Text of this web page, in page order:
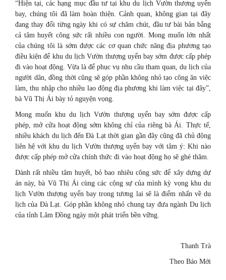
“Hiện tại, các hạng mục đầu tư tại khu du lịch Vườn thượng uyển
bay, chúng tôi đã làm hoàn thiện. Cảnh quan, không gian tại đây
đang thay đổi từng ngày khi có sự chăm chút, đầu tư bài bản bằng
cả tâm huyết công sức rất nhiều con người. Mong muốn lớn nhất
của chúng tôi là sớm được các cơ quan chức năng địa phương tạo
điều kiện để khu du lịch Vườn thượng uyển bay sớm được cấp phép
đi vào hoạt động. Vừa là để phục vụ nhu cầu tham quan, du lịch của
người dân, đồng thời cũng sẽ góp phần không nhỏ tạo công ăn việc
làm, thu nhập cho nhiều lao động địa phương khi làm việc tại đây”,
bà Vũ Thị Ái bày tỏ nguyện vọng.
Mong muốn khu du lịch Vườn thượng uyển bay sớm được cấp
phép, mở cửa hoạt động sớm không chỉ của riêng bà Ái. Thực tế,
nhiều khách du lịch đến Đà Lạt thời gian gần đây cũng đã chủ động
liên hệ với khu du lịch Vườn thượng uyển bay với tâm ý: Khi nào
được cấp phép mở cửa chính thức đi vào hoạt động họ sẽ ghé thăm.
Dành rất nhiều tâm huyết, bỏ bao nhiêu công sức để xây dựng dự
án này, bà Vũ Thị Ái cùng các cộng sự của mình kỳ vọng khu du
lịch Vườn thượng uyển bay trong tương lai sẽ là điểm nhấn về du
lịch của Đà Lạt. Góp phần không nhỏ chung tay đưa ngành Du lịch
của tỉnh Lâm Đồng ngày một phát triển bền vững.
Thanh Trà
Theo Báo Mới